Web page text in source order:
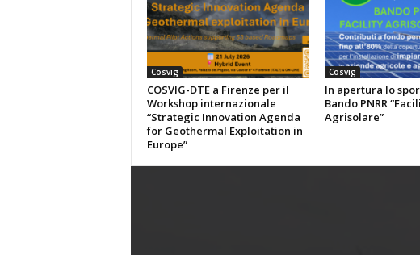
Cosvig
COSVIG-DTE a Firenze per il
Workshop internazionale
“Strategic Innovation Agenda
for Geothermal Exploitation in
Europe”
Cosvig
In apertura lo
Bando PNRR
Agrisolare”